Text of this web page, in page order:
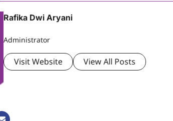
Rafika Dwi Aryani
Administrator
Visit Website View All Posts